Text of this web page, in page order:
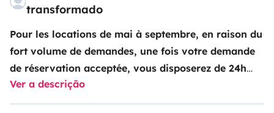
transformado
Pour les locations de mai à septembre, en raison du
fort volume de demandes, une fois votre demande
de réservation acceptée, vous disposerez de 24h
pour confirmer, sans quoi, la disponibilité du
véhicule ne pourra être garantie.Nos avantages
Ver a descrição